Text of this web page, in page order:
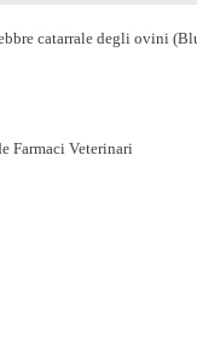
catarrale degli ovini
Farmaci Veterinari